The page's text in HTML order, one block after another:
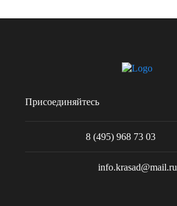
Присоединяйтесь
8 (495) 968 73 03
info.krasad@mail.ru